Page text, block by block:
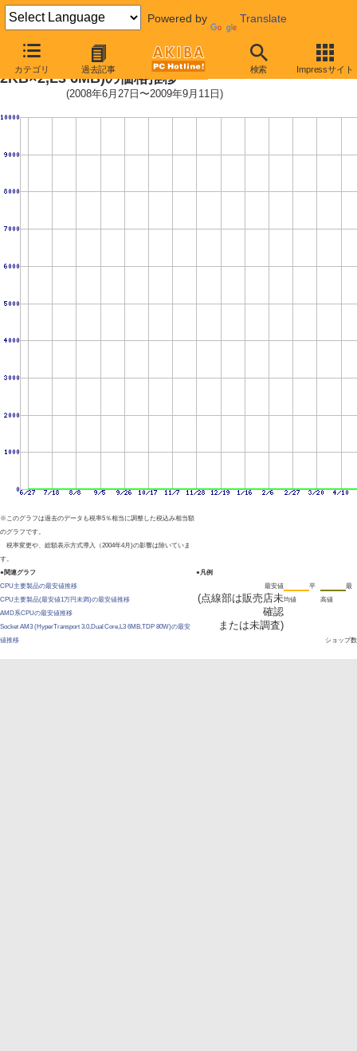
Powered by Translate
カテゴリ 過去記事 検索 Impressサイト
Phenom II X2 545 (3.0GHz,L2 51
2KB×2,L3 6MB)の価格推移
(2008年6月27日〜2009年9月11日)
※このグラフは過去のデータも税率5％相当に調整した税込み相当額
のグラフです。
税率変更や、総額表示方式導入（2004年4月)の影響は除いていま
す。
●関連グラフ
CPU主要製品の最安値推移
CPU主要製品(最安値1万円未満)の最安値推移
AMD系CPUの最安値推移
Socket AM3 (HyperTransport 3.0,Dual Core,L3 6MB,TDP 80W)の最安
値推移
●凡例
最安値
(点線部は販売店未
確認
または未調査)
平
均値
最
高値
ショップ数